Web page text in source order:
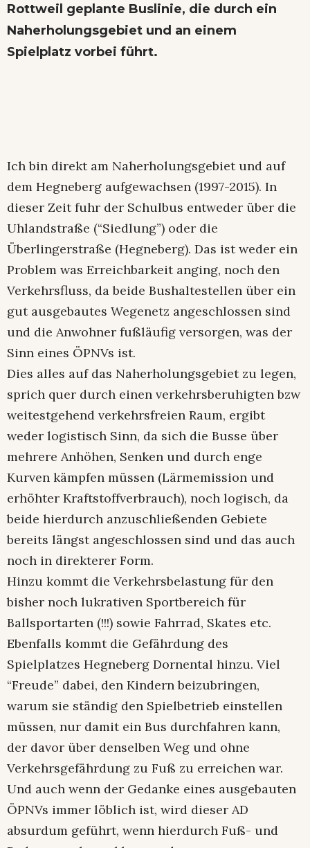
Rottweil geplante Buslinie, die durch ein
Naherholungsgebiet und an einem
Spielplatz vorbei führt.
Ich bin direkt am Naherholungsgebiet und auf
dem Hegneberg aufgewachsen (1997-2015). In
dieser Zeit fuhr der Schulbus entweder über die
Uhlandstraße (“Siedlung”) oder die
Überlingerstraße (Hegneberg). Das ist weder ein
Problem was Erreichbarkeit anging, noch den
Verkehrsfluss, da beide Bushaltestellen über ein
gut ausgebautes Wegenetz angeschlossen sind
und die Anwohner fußläufig versorgen, was der
Sinn eines ÖPNVs ist.
Dies alles auf das Naherholungsgebiet zu legen,
sprich quer durch einen verkehrsberuhigten bzw
weitestgehend verkehrsfreien Raum, ergibt
weder logistisch Sinn, da sich die Busse über
mehrere Anhöhen, Senken und durch enge
Kurven kämpfen müssen (Lärmemission und
erhöhter Kraftstoffverbrauch), noch logisch, da
beide hierdurch anzuschließenden Gebiete
bereits längst angeschlossen sind und das auch
noch in direkterer Form.
Hinzu kommt die Verkehrsbelastung für den
bisher noch lukrativen Sportbereich für
Ballsportarten (!!!) sowie Fahrrad, Skates etc.
Ebenfalls kommt die Gefährdung des
Spielplatzes Hegneberg Dornental hinzu. Viel
“Freude” dabei, den Kindern beizubringen,
warum sie ständig den Spielbetrieb einstellen
müssen, nur damit ein Bus durchfahren kann,
der davor über denselben Weg und ohne
Verkehrsgefährdung zu Fuß zu erreichen war.
Und auch wenn der Gedanke eines ausgebauten
ÖPNVs immer löblich ist, wird dieser AD
absurdum geführt, wenn hierdurch Fuß- und